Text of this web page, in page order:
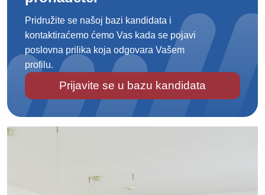
Pridružite se našoj bazi kandidata i
kontaktiraćemo ćemo Vas kada se pojavi
poslovna prilika koja odgovara Vašem
profilu.
Prijavite se u bazu kandidata